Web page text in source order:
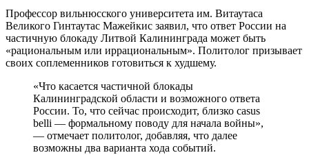
Профессор вильнюсского университета им. Витаутаса
Великого Гинтаутас Мажейкис заявил, что ответ России на
частичную блокаду Литвой Калининграда может быть
«рациональным или иррациональным». Политолог призывает
своих соплеменников готовиться к худшему.
«Что касается частичной блокады
Калининградской области и возможного ответа
России. То, что сейчас происходит, близко casus
belli — формальному поводу для начала войны»,
— отмечает политолог, добавляя, что далее
возможны два варианта хода событий.